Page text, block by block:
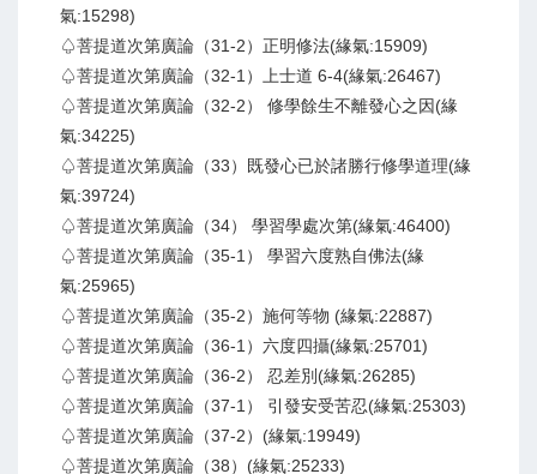
氣:15298)
♤菩提道次第廣論（31-2）正明修法(緣氣:15909)
♤菩提道次第廣論（32-1）上士道 6-4(緣氣:26467)
♤菩提道次第廣論（32-2） 修學餘生不離發心之因(緣
氣:34225)
♤菩提道次第廣論（33）既發心已於諸勝行修學道理(緣
氣:39724)
♤菩提道次第廣論（34） 學習學處次第(緣氣:46400)
♤菩提道次第廣論（35-1） 學習六度熟自佛法(緣
氣:25965)
♤菩提道次第廣論（35-2）施何等物 (緣氣:22887)
♤菩提道次第廣論（36-1）六度四攝(緣氣:25701)
♤菩提道次第廣論（36-2） 忍差別(緣氣:26285)
♤菩提道次第廣論（37-1） 引發安受苦忍(緣氣:25303)
♤菩提道次第廣論（37-2）(緣氣:19949)
♤菩提道次第廣論（38）(緣氣:25233)